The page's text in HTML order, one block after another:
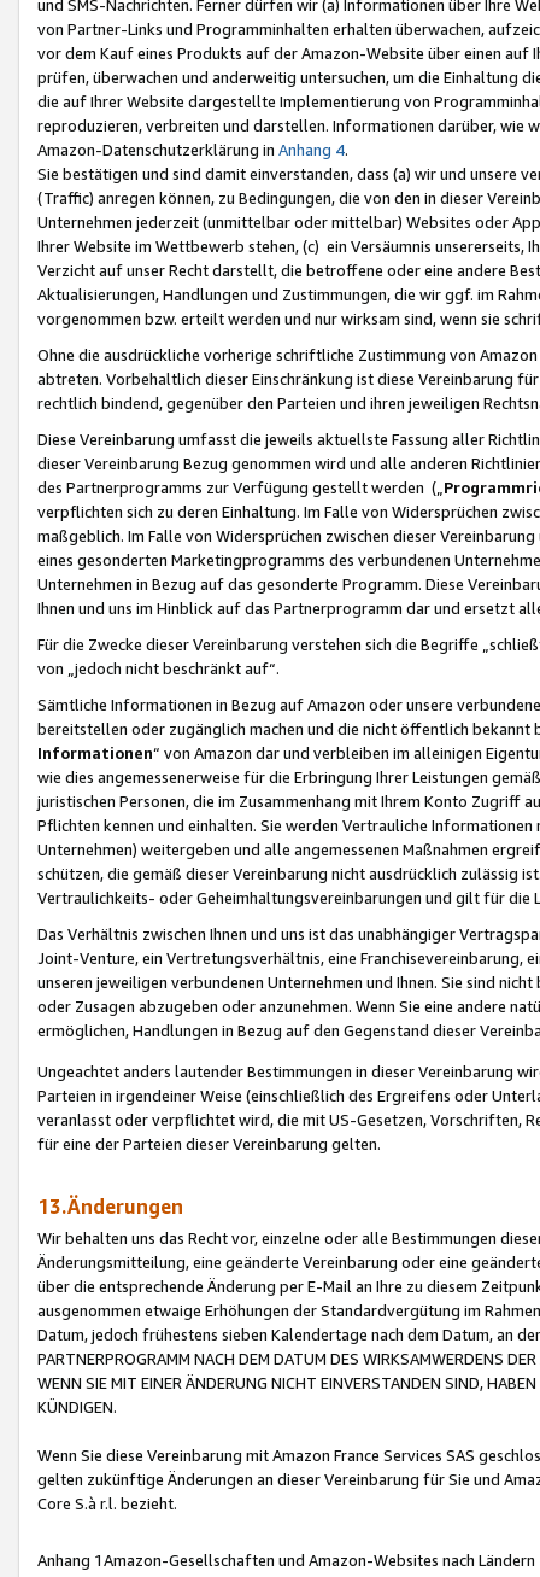
und SMS-Nachrichten. Ferner dürfen wir (a) Informationen über Ihre
von Partner-Links und Programminhalten erhalten überwachen,
vor dem Kauf eines Produkts auf der Amazon-Website über einen
prüfen, überwachen und anderweitig untersuchen, um die Einhaltung
die auf Ihrer Website dargestellte Implementierung von
reproduzieren, verbreiten und darstellen. Informationen darüber, wie
Amazon-Datenschutzerklärung in Anhang 4.
Sie bestätigen und sind damit einverstanden, dass (a) wir und
(Traffic) anregen können, zu Bedingungen, die von den in dieser
Unternehmen jederzeit (unmittelbar oder mittelbar) Websites oder
Ihrer Website im Wettbewerb stehen, (c) ein Versäumnis unsererseits,
Verzicht auf unser Recht darstellt, die betroffene oder eine andere
Aktualisierungen, Handlungen und Zustimmungen, die wir ggf. im
vorgenommen bzw. erteilt werden und nur wirksam sind, wenn sie
Ohne die ausdrückliche vorherige schriftliche Zustimmung von
abtreten. Vorbehaltlich dieser Einschränkung ist diese Vereinbarung
rechtlich bindend, gegenüber den Parteien und ihren jeweiligen
Diese Vereinbarung umfasst die jeweils aktuellste Fassung aller
dieser Vereinbarung Bezug genommen wird und alle anderen
des Partnerprogramms zur Verfügung gestellt werden („
verpflichten sich zu deren Einhaltung. Im Falle von Widersprüchen
maßgeblich. Im Falle von Widersprüchen zwischen dieser
eines gesonderten Marketingprogramms des verbundenen
Unternehmen in Bezug auf das gesonderte Programm. Diese
Ihnen und uns im Hinblick auf das Partnerprogramm dar und ersetzt
Für die Zwecke dieser Vereinbarung verstehen sich die Begriffe
von „jedoch nicht beschränkt auf“.
Sämtliche Informationen in Bezug auf Amazon oder unsere
bereitstellen oder zugänglich machen und die nicht öffentlich
Informationen“ von Amazon dar und verbleiben im alleinigen
wie dies angemessenerweise für die Erbringung Ihrer Leistungen
juristischen Personen, die im Zusammenhang mit Ihrem Konto
Pflichten kennen und einhalten. Sie werden Vertrauliche
Unternehmen) weitergeben und alle angemessenen Maßnahmen
schützen, die gemäß dieser Vereinbarung nicht ausdrücklich zulässig
Vertraulichkeits- oder Geheimhaltungsvereinbarungen und gilt für die
Das Verhältnis zwischen Ihnen und uns ist das unabhängiger
Joint-Venture, ein Vertretungsverhältnis, eine Franchisevereinbarung,
unseren jeweiligen verbundenen Unternehmen und Ihnen. Sie sind
oder Zusagen abzugeben oder anzunehmen. Wenn Sie eine andere
ermöglichen, Handlungen in Bezug auf den Gegenstand dieser
Ungeachtet anders lautender Bestimmungen in dieser Vereinbarung
Parteien in irgendeiner Weise (einschließlich des Ergreifens oder
veranlasst oder verpflichtet wird, die mit US-Gesetzen, Vorschriften,
für eine der Parteien dieser Vereinbarung gelten.
13.Änderungen
Wir behalten uns das Recht vor, einzelne oder alle Bestimmungen
Änderungsmitteilung, eine geänderte Vereinbarung oder eine
über die entsprechende Änderung per E-Mail an Ihre zu diesem
ausgenommen etwaige Erhöhungen der Standardvergütung im
Datum, jedoch frühestens sieben Kalendertage nach dem Datum, an
PARTNERPROGRAMM NACH DEM DATUM DES WIRKSAMWERDENS
WENN SIE MIT EINER ÄNDERUNG NICHT EINVERSTANDEN SIND,
KÜNDIGEN.
Wenn Sie diese Vereinbarung mit Amazon France Services SAS
gelten zukünftige Änderungen an dieser Vereinbarung für Sie und
Core S.à r.l. bezieht.
Anhang 1Amazon-Gesellschaften und Amazon-Websites nach Ländern